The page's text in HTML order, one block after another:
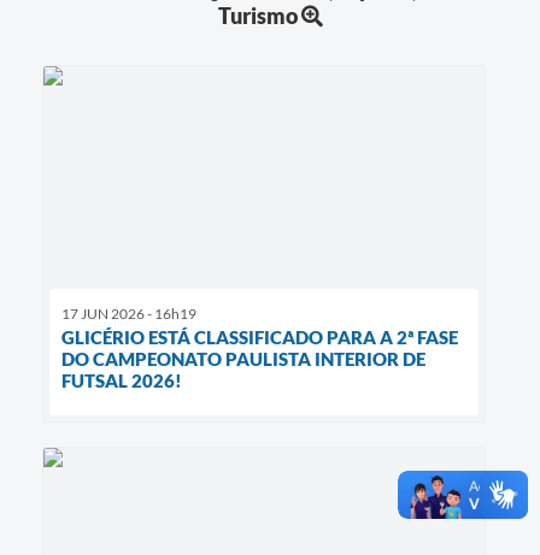
Turismo
17 JUN 2026 - 16h19
GLICÉRIO ESTÁ CLASSIFICADO PARA A 2ª FASE
DO CAMPEONATO PAULISTA INTERIOR DE
FUTSAL 2026!